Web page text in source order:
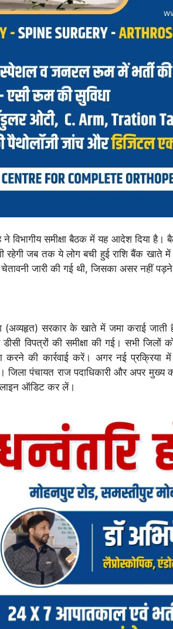
विभागीय समीक्षा बैठक में यह आदेश दिया है।
जब तक ये लोग बची हुई राशि बैंक खाते
चेतावनी जारी की गई थी, जिसका असर नहीं
(अव्यहृत) सरकार के खाते में जमा कराई
विपत्रों की समीक्षा की गई। सभी
करने की कार्रवाई करें। अगर नई प्रक्रिया में
जिला पंचायत राज पदाधिकारी और अपर मुख्य
ऑडिट कर लें।